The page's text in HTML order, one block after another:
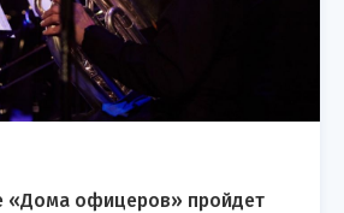
«Дома офицеров» пройдет